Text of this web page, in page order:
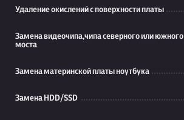
Удаление окислений с поверхности платы
Замена видеочипа,чипа северного или южного
моста
Замена материнской платы ноутбука
Замена HDD/SSD